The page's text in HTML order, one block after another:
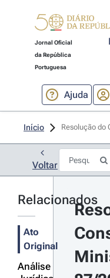
Jornal Oficial
da República
Portuguesa
Ajuda
Início Resolução do
Voltar
Relacionados
Ato
Original
Análise